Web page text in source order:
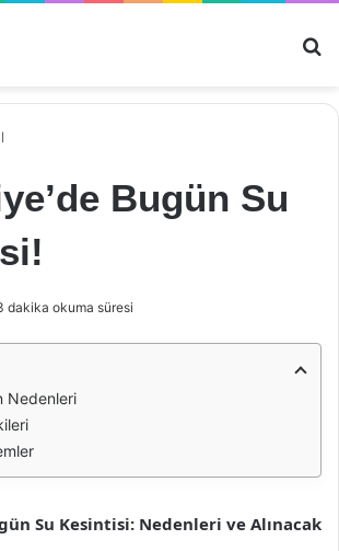
Bugün Su
dakika okuma süresi
Nedenleri
Su Kesintisi: Nedenleri ve Alınacak